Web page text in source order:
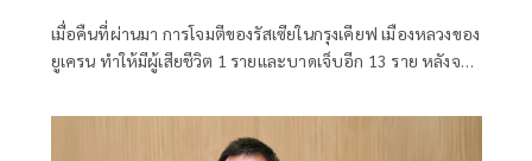
ใหญ่ของรัสเซีย
เมื่อคืนที่ผ่านมา การโจมตีของรัสเซียในกรุงเคียฟ เมืองหลวงของ
ยูเครน ทำให้มีผู้เสียชีวิต 1 รายและบาดเจ็บอีก 13 ราย หลังจาก